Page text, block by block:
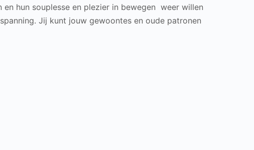
hun souplesse en plezier in bewegen weer willen
Jij kunt jouw gewoontes en oude patronen